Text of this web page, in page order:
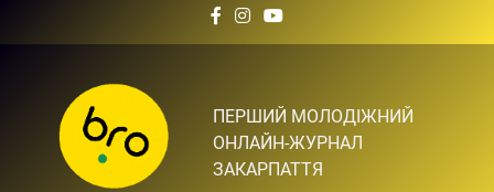
Bro.org.ua | BRO – ЦЕ
ТВІЙ БРО
ПЕРШИЙ МОЛОДІЖНИЙ
ОНЛАЙН-ЖУРНАЛ
ЗАКАРПАТТЯ